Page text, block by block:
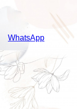
WhatsApp